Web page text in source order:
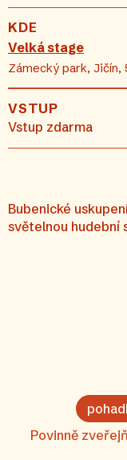
KDE
Velká stage
Zámecký park, Jičín,
VSTUP
Vstup zdarma
Bubenické
světelnou hudební
Povinně